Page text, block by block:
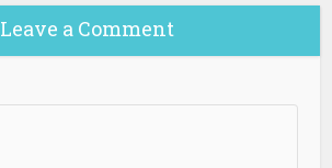
Leave a Comment